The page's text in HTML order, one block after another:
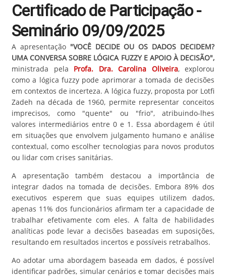
Certificado de Participação -
Seminário 09/09/2025
A apresentação "VOCÊ DECIDE OU OS DADOS DECIDEM?
UMA CONVERSA SOBRE LÓGICA FUZZY E APOIO À DECISÃO",
ministrada pela Profa. Dra. Carolina Oliveira, explorou
como a lógica fuzzy pode aprimorar a tomada de decisões
em contextos de incerteza. A lógica fuzzy, proposta por Lotfi
Zadeh na década de 1960, permite representar conceitos
imprecisos, como "quente" ou "frio", atribuindo-lhes
valores intermediários entre 0 e 1. Essa abordagem é útil
em situações que envolvem julgamento humano e análise
contextual, como escolher tecnologias para novos produtos
ou lidar com crises sanitárias.
A apresentação também destacou a importância de
integrar dados na tomada de decisões. Embora 89% dos
executivos esperem que suas equipes utilizem dados,
apenas 11% dos funcionários afirmam ter a capacidade de
trabalhar efetivamente com eles. A falta de habilidades
analíticas pode levar a decisões baseadas em suposições,
resultando em resultados incertos e possíveis retrabalhos.
Ao adotar uma abordagem baseada em dados, é possível
identificar padrões, simular cenários e tomar decisões mais